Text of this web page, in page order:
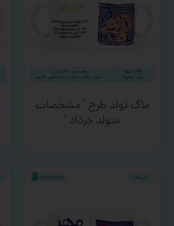
ماگ تولد طرح ‘ مشخصات
متولد خرداد ‘